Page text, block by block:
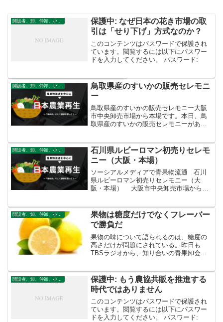
開設者、卸、仲卸、小売
保護中: なぜ日本の花き市場の取
引は「せり下げ」方式なのか？
このコンテンツはパスワードで保護され
ています。閲覧するには以下にパスワー
ドを入力してください。 パスワード:
鳥取県産のすいかの販売セレモニ
ー
鳥取県産のすいかの販売セレモニー大阪
市中央卸売市場‏から本場です。本日、鳥
取県産のすいかの販売セレモニーがあり
甘さで皮のヘリまで甘さが感じられま
す。品種も沢山あるので、...
開設者、卸、仲卸、小売
石川県ルビーロマン初売りセレモ
ニー（大阪・本場）
ソーシアルメディアで青果物流通 石川
県ルビーロマン初売りセレモニー（大
阪・本場） 大阪市中央卸売市場から本
行われました。赤くて日本一大粒のブド
ウ！「宝石にいち...
開設者、卸、仲卸、小売
果物は糖度だけでなくフレーバー
で勝負だ
果物の味について語られるのは、糖度の
高さだけが問題にされている。昨日も
TBSラジオから、知り合いの青果卸会社
度系品種改良の歴史だった。
保護中: もう農協共販を推進する
時代ではありません
このコンテンツはパスワードで保護され
ています。閲覧するには以下にパスワー
ドを入力してください。 パスワード: